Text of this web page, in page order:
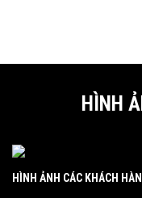
HÌNH
HÌNH ẢNH CÁC KHÁCH